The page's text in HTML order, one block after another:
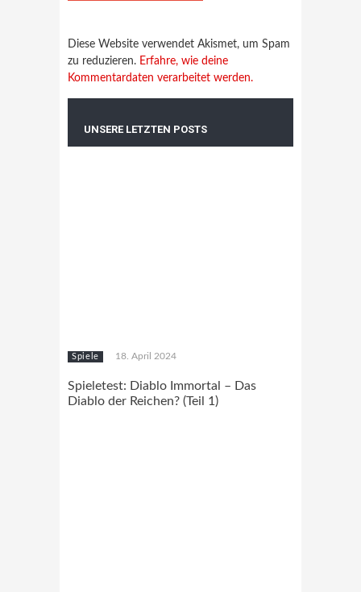
Diese Website verwendet Akismet, um Spam
zu reduzieren. Erfahre, wie deine
Kommentardaten verarbeitet werden.
UNSERE LETZTEN POSTS
Spiele 18. April 2024
Spieletest: Diablo Immortal – Das
Diablo der Reichen? (Teil 1)